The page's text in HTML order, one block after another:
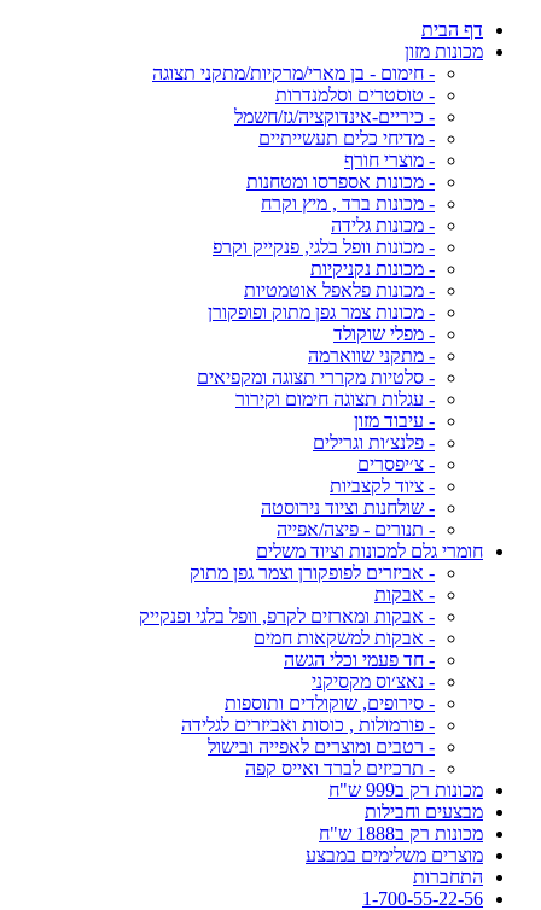
דף הבית
מכונות מזון
- חימום - בן מארי/מרקיות/מתקני תצוגה
- טוסטרים וסלמנדרות
- כיריים-אינדוקציה/גז/חשמל
- מדיחי כלים תעשייתיים
- מוצרי חורף
- מכונות אספרסו ומטחנות
- מכונות ברד , מיץ וקרח
- מכונות גלידה
- מכונות וופל בלגי, פנקייק וקרפ
- מכונות נקניקיות
- מכונות פלאפל אוטמטיות
- מכונות צמר גפן מתוק ופופקורן
- מפלי שוקולד
- מתקני שווארמה
- סלטיות מקררי תצוגה ומקפיאים
- עגלות תצוגה חימום וקירור
- עיבוד מזון
- פלנצ׳ות וגרילים
- צ׳יפסרים
- ציוד לקצביות
- שולחנות וציוד נירוסטה
- תנורים - פיצה/אפייה
חומרי גלם למכונות וציוד משלים
- אביזרים לפופקורן וצמר גפן מתוק
- אבקות
- אבקות ומארזים לקרפ, וופל בלגי ופנקייק
- אבקות למשקאות חמים
- חד פעמי וכלי הגשה
- נאצ׳וס מקסיקני
- סירופים, שוקולדים ותוספות
- פורמולות , כוסות ואביזרים לגלידה
- רטבים ומוצרים לאפייה ובישול
- תרכיזים לברד ואייס קפה
מכונות רק ב999 ש"ח
מבצעים וחבילות
מכונות רק ב1888 ש"ח
מוצרים משלימים במבצע
התחברות
1-700-55-22-56